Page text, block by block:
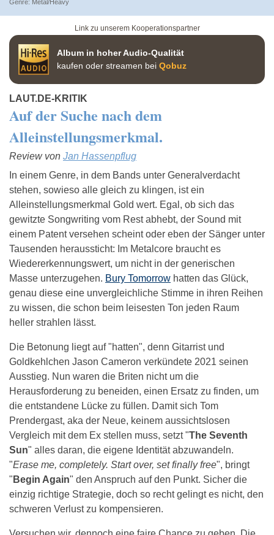
Metal/Heavy
Link zu unserem Kooperationspartner
Album in hoher Audio-Qualität
kaufen oder streamen bei Qobuz
LAUT.DE-KRITIK
Auf der Suche nach dem
Alleinstellungsmerkmal.
Review von Jan Hassenpflug
In einem Genre, in dem Bands unter Generalverdacht
stehen, sowieso alle gleich zu klingen, ist ein
Alleinstellungsmerkmal Gold wert. Egal, ob sich das
gewitzte Songwriting vom Rest abhebt, der Sound mit
einem Patent versehen scheint oder eben der Sänger unter
Tausenden heraussticht: Im Metalcore braucht es
Wiedererkennungswert, um nicht in der generischen
Masse unterzugehen. Bury Tomorrow hatten das Glück,
genau diese eine unvergleichliche Stimme in ihren Reihen
zu wissen, die schon beim leisesten Ton jeden Raum
heller strahlen lässt.
Die Betonung liegt auf "hatten", denn Gitarrist und
Goldkehlchen Jason Cameron verkündete 2021 seinen
Ausstieg. Nun waren die Briten nicht um die
Herausforderung zu beneiden, einen Ersatz zu finden, um
die entstandene Lücke zu füllen. Damit sich Tom
Prendergast, aka der Neue, keinem aussichtslosen
Vergleich mit dem Ex stellen muss, setzt "The Seventh
Sun" alles daran, die eigene Identität abzuwandeln.
"Erase me, completely. Start over, set finally free", bringt
" Begin Again" den Anspruch auf den Punkt. Sicher die
einzig richtige Strategie, doch so recht gelingt es nicht, den
schweren Verlust zu kompensieren.